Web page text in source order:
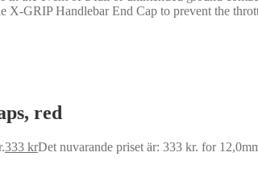
X-GRIP Handlebar End Cap to prevent the
red
333 krDet nuvarande priset är: 333 kr. for